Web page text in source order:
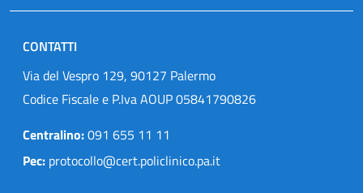
CONTATTI
Via del Vespro 129, 90127 Palermo
Codice Fiscale e P.Iva AOUP 05841790826
Centralino:091 655 11 11
Pec: protocollo@cert.policlinico.pa.it